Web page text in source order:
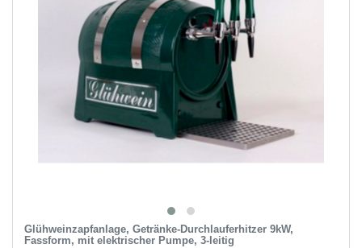
Glühweinzapfanlage, Getränke-Durchlauferhitzer 9kW,
Fassform, mit elektrischer Pumpe, 3-leitig